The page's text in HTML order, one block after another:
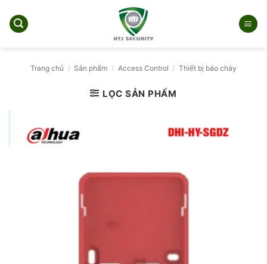
qua
Trang chủ / Sản phẩm / Access Control / Thiết bị báo cháy
LỌC SẢN PHẨM